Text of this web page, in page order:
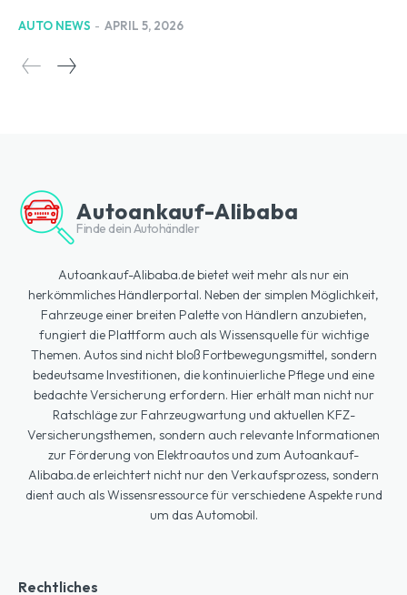
AUTO NEWS - APRIL 5, 2026
Autoankauf-Alibaba
Finde dein Autohändler
Autoankauf-Alibaba.de bietet weit mehr als nur ein
herkömmliches Händlerportal. Neben der simplen Möglichkeit,
Fahrzeuge einer breiten Palette von Händlern anzubieten,
fungiert die Plattform auch als Wissensquelle für wichtige
Themen. Autos sind nicht bloß Fortbewegungsmittel, sondern
bedeutsame Investitionen, die kontinuierliche Pflege und eine
bedachte Versicherung erfordern. Hier erhält man nicht nur
Ratschläge zur Fahrzeugwartung und aktuellen KFZ-
Versicherungsthemen, sondern auch relevante Informationen
zur Förderung von Elektroautos und zum Autoankauf-
Alibaba.de erleichtert nicht nur den Verkaufsprozess, sondern
dient auch als Wissensressource für verschiedene Aspekte rund
um das Automobil.
Rechtliches